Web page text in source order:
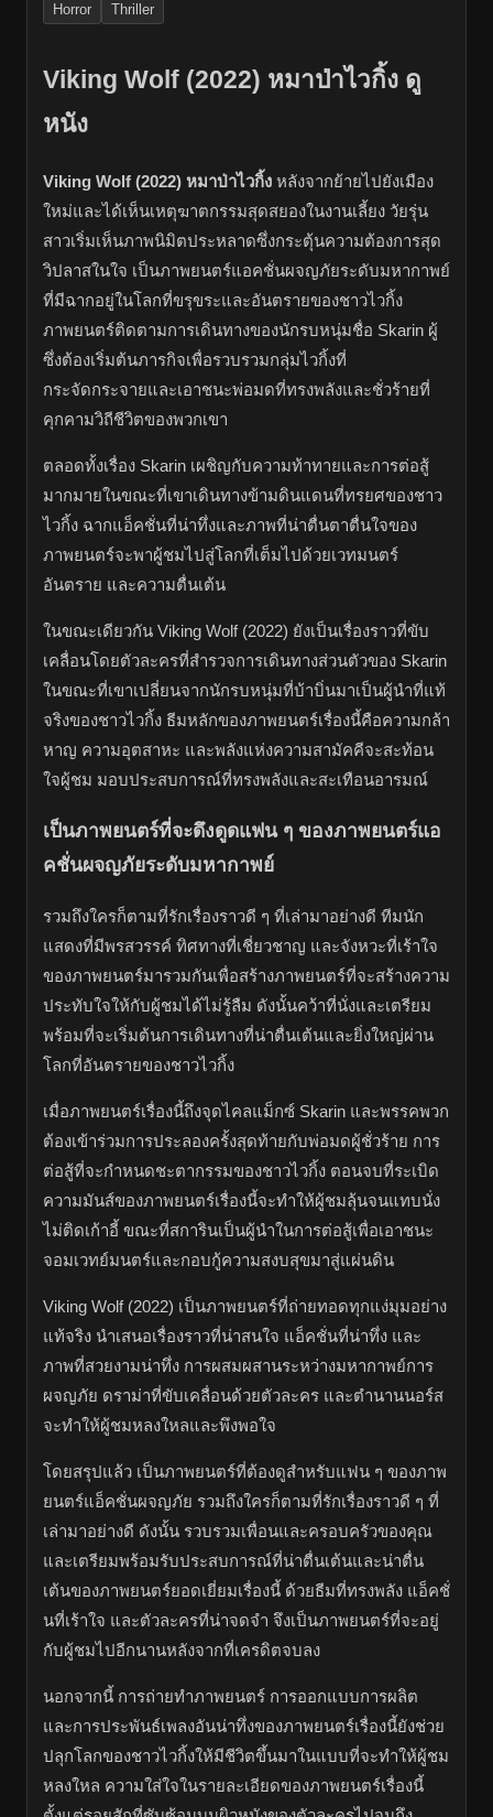
Horror Thriller
Viking Wolf (2022) หมาป่าไวกิ้ง ดู
หนัง
Viking Wolf (2022) หมาป่าไวกิ้ง หลังจากย้ายไปยังเมือง
ใหม่และได้เห็นเหตุฆาตกรรมสุดสยองในงานเลี้ยง วัยรุ่น
สาวเริ่มเห็นภาพนิมิตประหลาดซึ่งกระตุ้นความต้องการสุด
วิปลาสในใจ เป็นภาพยนตร์แอคชั่นผจญภัยระดับมหากาพย์
ที่มีฉากอยู่ในโลกที่ขรุขระและอันตรายของชาวไวกิ้ง
ภาพยนตร์ติดตามการเดินทางของนักรบหนุ่มชื่อ Skarin ผู้
ซึ่งต้องเริ่มต้นภารกิจเพื่อรวบรวมกลุ่มไวกิ้งที่
กระจัดกระจายและเอาชนะพ่อมดที่ทรงพลังและชั่วร้ายที่
คุกคามวิถีชีวิตของพวกเขา
ตลอดทั้งเรื่อง Skarin เผชิญกับความท้าทายและการต่อสู้
มากมายในขณะที่เขาเดินทางข้ามดินแดนที่ทรยศของชาว
ไวกิ้ง ฉากแอ็คชั่นที่น่าทึ่งและภาพที่น่าตื่นตาตื่นใจของ
ภาพยนตร์จะพาผู้ชมไปสู่โลกที่เต็มไปด้วยเวทมนตร์
อันตราย และความตื่นเต้น
ในขณะเดียวกัน Viking Wolf (2022) ยังเป็นเรื่องราวที่ขับ
เคลื่อนโดยตัวละครที่สำรวจการเดินทางส่วนตัวของ Skarin
ในขณะที่เขาเปลี่ยนจากนักรบหนุ่มที่บ้าบิ่นมาเป็นผู้นำที่แท้
จริงของชาวไวกิ้ง ธีมหลักของภาพยนตร์เรื่องนี้คือความกล้า
หาญ ความอุตสาหะ และพลังแห่งความสามัคคีจะสะท้อน
ใจผู้ชม มอบประสบการณ์ที่ทรงพลังและสะเทือนอารมณ์
เป็นภาพยนตร์ที่จะดึงดูดแฟน ๆ ของภาพยนตร์แอ
คชั่นผจญภัยระดับมหากาพย์
รวมถึงใครก็ตามที่รักเรื่องราวดี ๆ ที่เล่ามาอย่างดี ทีมนัก
แสดงที่มีพรสวรรค์ ทิศทางที่เชี่ยวชาญ และจังหวะที่เร้าใจ
ของภาพยนตร์มารวมกันเพื่อสร้างภาพยนตร์ที่จะสร้างความ
ประทับใจให้กับผู้ชมได้ไม่รู้ลืม ดังนั้นคว้าที่นั่งและเตรียม
พร้อมที่จะเริ่มต้นการเดินทางที่น่าตื่นเต้นและยิ่งใหญ่ผ่าน
โลกที่อันตรายของชาวไวกิ้ง
เมื่อภาพยนตร์เรื่องนี้ถึงจุดไคลแม็กซ์ Skarin และพรรคพวก
ต้องเข้าร่วมการประลองครั้งสุดท้ายกับพ่อมดผู้ชั่วร้าย การ
ต่อสู้ที่จะกำหนดชะตากรรมของชาวไวกิ้ง ตอนจบที่ระเบิด
ความมันส์ของภาพยนตร์เรื่องนี้จะทำให้ผู้ชมลุ้นจนแทบนั่ง
ไม่ติดเก้าอี้ ขณะที่สการินเป็นผู้นำในการต่อสู้เพื่อเอาชนะ
จอมเวทย์มนตร์และกอบกู้ความสงบสุขมาสู่แผ่นดิน
Viking Wolf (2022) เป็นภาพยนตร์ที่ถ่ายทอดทุกแง่มุมอย่าง
แท้จริง นำเสนอเรื่องราวที่น่าสนใจ แอ็คชั่นที่น่าทึ่ง และ
ภาพที่สวยงามน่าทึ่ง การผสมผสานระหว่างมหากาพย์การ
ผจญภัย ดราม่าที่ขับเคลื่อนด้วยตัวละคร และตำนานนอร์ส
จะทำให้ผู้ชมหลงใหลและพึงพอใจ
โดยสรุปแล้ว เป็นภาพยนตร์ที่ต้องดูสำหรับแฟน ๆ ของภาพ
ยนตร์แอ็คชั่นผจญภัย รวมถึงใครก็ตามที่รักเรื่องราวดี ๆ ที่
เล่ามาอย่างดี ดังนั้น รวบรวมเพื่อนและครอบครัวของคุณ
และเตรียมพร้อมรับประสบการณ์ที่น่าตื่นเต้นและน่าตื่น
เต้นของภาพยนตร์ยอดเยี่ยมเรื่องนี้ ด้วยธีมที่ทรงพลัง แอ็คชั่
นที่เร้าใจ และตัวละครที่น่าจดจำ จึงเป็นภาพยนตร์ที่จะอยู่
กับผู้ชมไปอีกนานหลังจากที่เครดิตจบลง
นอกจากนี้ การถ่ายทำภาพยนตร์ การออกแบบการผลิต
และการประพันธ์เพลงอันน่าทึ่งของภาพยนตร์เรื่องนี้ยังช่วย
ปลุกโลกของชาวไวกิ้งให้มีชีวิตขึ้นมาในแบบที่จะทำให้ผู้ชม
หลงใหล ความใส่ใจในรายละเอียดของภาพยนตร์เรื่องนี้